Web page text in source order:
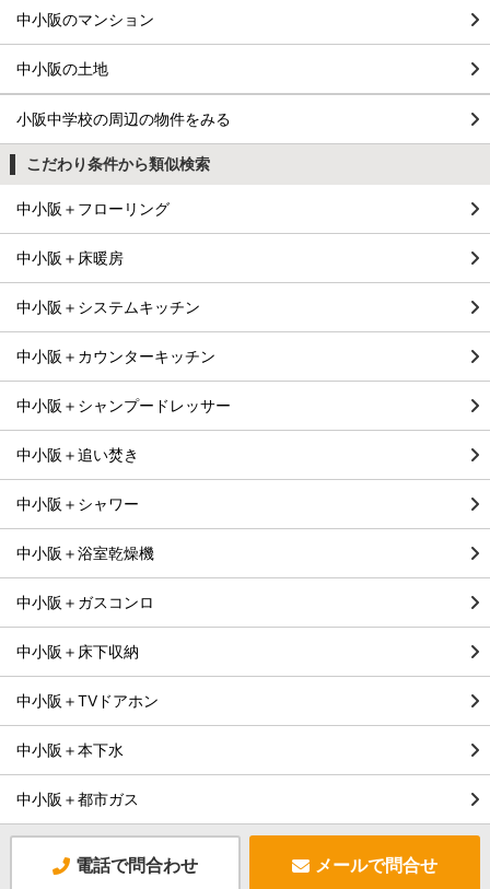
中小阪のマンション
中小阪の土地
小阪中学校の周辺の物件をみる
こだわり条件から類似検索
中小阪＋フローリング
中小阪＋床暖房
中小阪＋システムキッチン
中小阪＋カウンターキッチン
中小阪＋シャンプードレッサー
中小阪＋追い焚き
中小阪＋シャワー
中小阪＋浴室乾燥機
中小阪＋ガスコンロ
中小阪＋床下収納
中小阪＋TVドアホン
中小阪＋本下水
中小阪＋都市ガス
電話で問合わせ メールで問合せ